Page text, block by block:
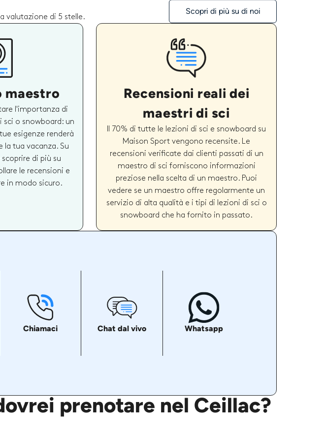
valutazione di 5 stelle.
Scopri di più su di noi
maestro
l'importanza di
sci o snowboard: un
esigenze renderà
la tua vacanza. Su
di più su
le recensioni e
in modo sicuro.
Recensioni reali dei
maestri di sci
Il 70% di tutte le lezioni di sci e snowboard su
Maison Sport vengono recensite. Le
recensioni verificate dai clienti passati di un
maestro di sci forniscono informazioni
preziose nella scelta di un maestro. Puoi
vedere se un maestro offre regolarmente un
servizio di alta qualità e i tipi di lezioni di sci o
snowboard che ha fornito in passato.
Chiamaci Chat dal vivo Whatsapp
prenotare nel Ceillac?